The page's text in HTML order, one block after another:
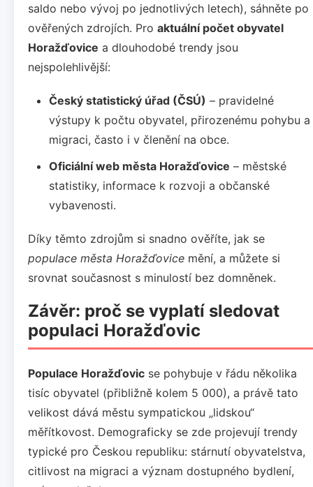
saldo nebo vývoj po jednotlivých letech), sáhněte po
ověřených zdrojích. Pro aktuální počet obyvatel
Horažďovice a dlouhodobé trendy jsou
nejspolehlivější:
Český statistický úřad (ČSÚ) – pravidelné
výstupy k počtu obyvatel, přirozenému pohybu a
migraci, často i v členění na obce.
Oficiální web města Horažďovice – městské
statistiky, informace k rozvoji a občanské
vybavenosti.
Díky těmto zdrojům si snadno ověříte, jak se
populace města Horažďovice mění, a můžete si
srovnat současnost s minulostí bez domněnek.
Závěr: proč se vyplatí sledovat
populaci Horažďovic
Populace Horažďovic se pohybuje v řádu několika
tisíc obyvatel (přibližně kolem 5 000), a právě tato
velikost dává městu sympatickou „lidskou“
měřítkovost. Demograficky se zde projevují trendy
typické pro Českou republiku: stárnutí obyvatelstva,
citlivost na migraci a význam dostupného bydlení,